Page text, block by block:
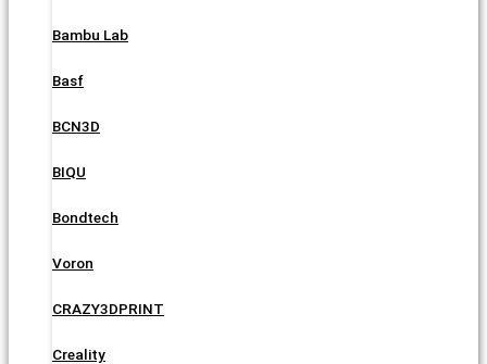
Bambu Lab
Basf
BCN3D
BIQU
Bondtech
Voron
CRAZY3DPRINT
Creality